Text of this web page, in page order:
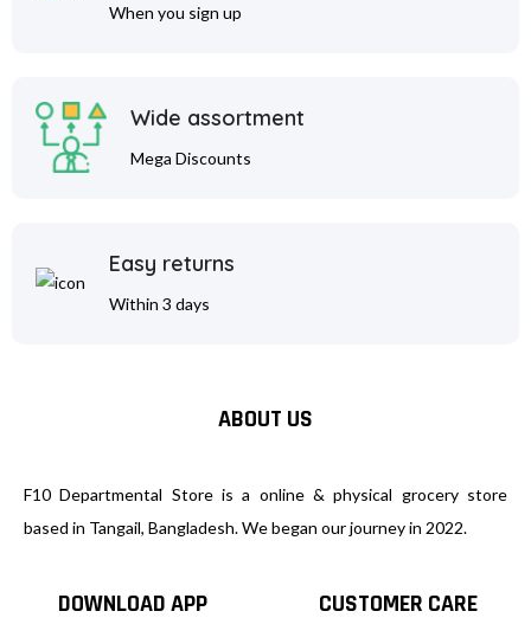
When you sign up
Wide assortment
Mega Discounts
Easy returns
Within 3 days
ABOUT US
F10 Departmental Store is a online & physical grocery store
based in Tangail, Bangladesh. We began our journey in 2022.
DOWNLOAD APP CUSTOMER CARE